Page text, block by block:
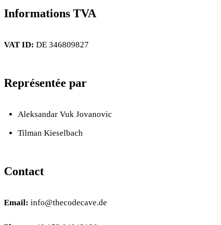
Informations TVA
VAT ID: DE 346809827
Représentée par
Aleksandar Vuk Jovanovic
Tilman Kieselbach
Contact
Email: info@thecodecave.de